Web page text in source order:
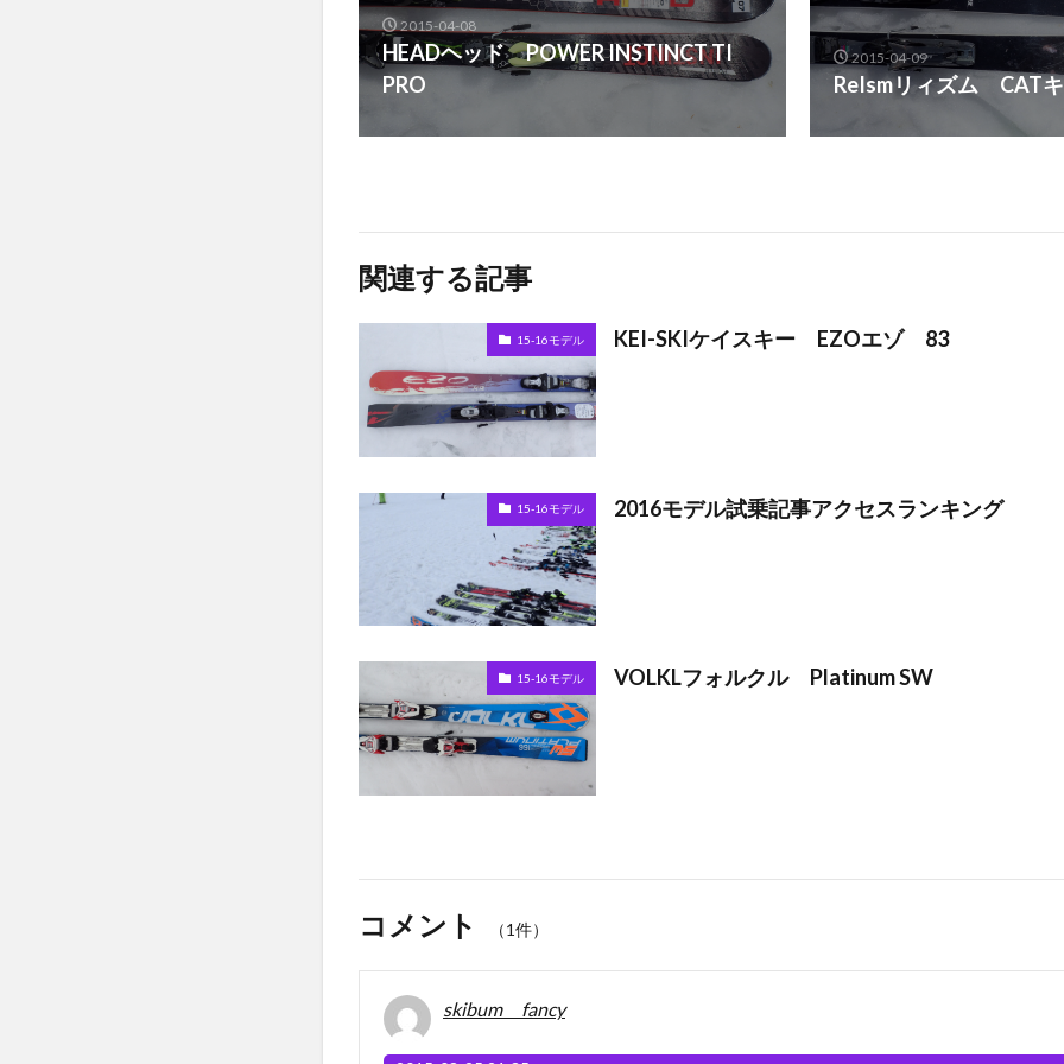
2015-04-08
HEADヘッド POWER INSTINCT TI
PRO
2015-04-09
ReIsmリィズム CAT
関連する記事
15-16モデル KEI-SKIケイスキー EZOエゾ 83
15-16モデル 2016モデル試乗記事アクセスランキング
15-16モデル VOLKLフォルクル Platinum SW
コメント （1件）
skibum fancy